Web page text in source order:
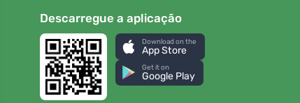
Descarregue a aplicação
Download on the
App Store
Get it on
Google Play